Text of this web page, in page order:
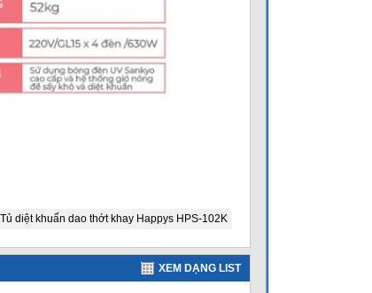
Tủ diệt khuẩn dao thớt khay Happys HPS-102K
XEM DẠNG LIST